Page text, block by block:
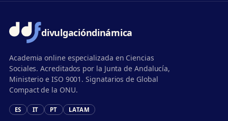
divulgacióndinámica
Academia online especializada en Ciencias
Sociales. Acreditados por la Junta de Andalucía,
Ministerio e ISO 9001. Signatarios de Global
Compact de la ONU.
ES IT PT LATAM